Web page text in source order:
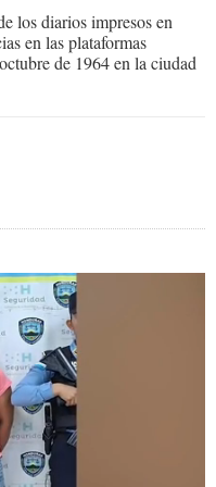
los diarios impresos en
en las plataformas
de 1964 en la ciudad